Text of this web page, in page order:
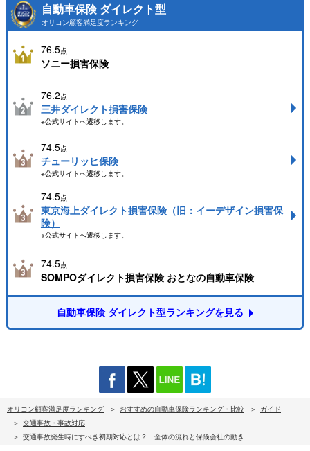
自動車保険 ダイレクト型
オリコン顧客満足度ランキング
76.5点
ソニー損害保険
76.2点
三井ダイレクト損害保険
※公式サイトへ遷移します。
74.5点
チューリッヒ保険
※公式サイトへ遷移します。
74.5点
東京海上ダイレクト損害保険（旧：イーデザイン損害保
険）
※公式サイトへ遷移します。
74.5点
SOMPOダイレクト損害保険 おとなの自動車保険
自動車保険 ダイレクト型ランキングを見る
オリコン顧客満足度ランキング おすすめの自動車保険ランキング・比較
ガイド
交通事故・事故対応
交通事故発生時にすべき初期対応とは？ 全体の流れと保険会社の動き